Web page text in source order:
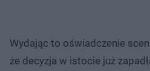
Wydając to oświadczenie
że decyzja w istocie już